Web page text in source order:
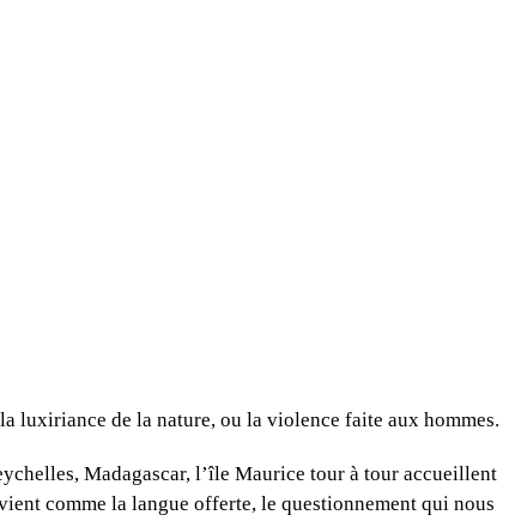
luxiriance de la nature, ou la violence faite aux hommes.
Madagascar, l’île Maurice tour à tour accueillent
comme la langue offerte, le questionnement qui nous